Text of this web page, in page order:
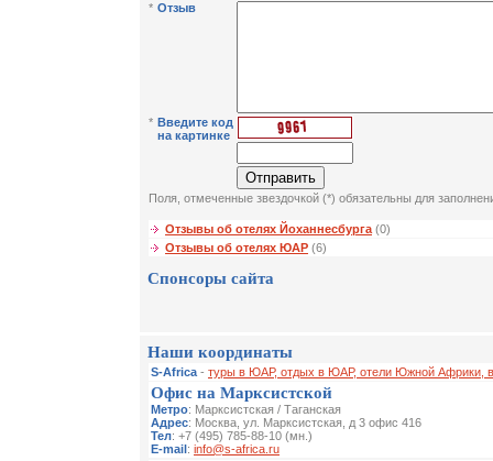
* Отзыв
* Введите код
на картинке
Поля, отмеченные звездочкой (*) обязательны для
Отзывы об отелях Йоханнесбурга(0)
Отзывы об отелях ЮАР (6)
Спонсоры сайта
Наши координаты
S-Africa - туры в ЮАР, отдых в ЮАР, отели Южной Африки,
Офис на Марксистской
Метро: Марксистская / Таганская
Адрес: Москва, ул. Марксистская, д 3 офис 416
Тел: +7 (495) 785-88-10 (мн.)
E-mail: info@s-africa.ru